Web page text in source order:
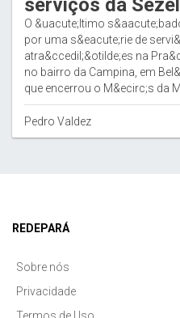
serviços da
O &uacute;ltimo
por uma s&eacute;rie de
atra&ccedil;&otilde;es na
no bairro da Campina, em
que encerrou o M&ecirc;s da
Pedro Valdez
REDEPARÁ
Sobre nós
Privacidade